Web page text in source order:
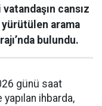
cansız
arama
bulundu.
günü saat
yapılan ihbarda,